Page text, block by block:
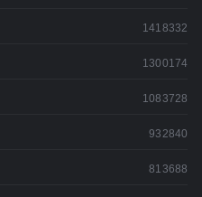
1418332
1300174
1083728
932840
813688